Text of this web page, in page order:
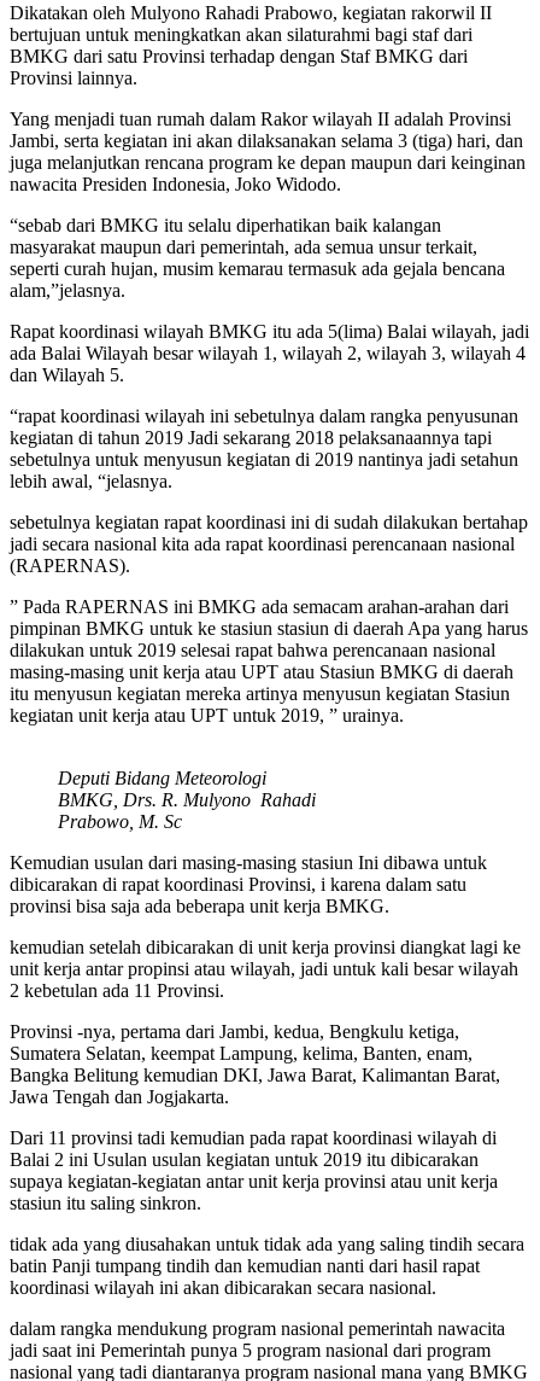
Dikatakan oleh Mulyono Rahadi Prabowo, kegiatan rakorwil II
bertujuan untuk meningkatkan akan silaturahmi bagi staf dari
BMKG dari satu Provinsi terhadap dengan Staf BMKG dari
Provinsi lainnya.
Yang menjadi tuan rumah dalam Rakor wilayah II adalah Provinsi
Jambi, serta kegiatan ini akan dilaksanakan selama 3 (tiga) hari, dan
juga melanjutkan rencana program ke depan maupun dari keinginan
nawacita Presiden Indonesia, Joko Widodo.
“sebab dari BMKG itu selalu diperhatikan baik kalangan
masyarakat maupun dari pemerintah, ada semua unsur terkait,
seperti curah hujan, musim kemarau termasuk ada gejala bencana
alam,”jelasnya.
Rapat koordinasi wilayah BMKG itu ada 5(lima) Balai wilayah, jadi
ada Balai Wilayah besar wilayah 1, wilayah 2, wilayah 3, wilayah 4
dan Wilayah 5.
“rapat koordinasi wilayah ini sebetulnya dalam rangka penyusunan
kegiatan di tahun 2019 Jadi sekarang 2018 pelaksanaannya tapi
sebetulnya untuk menyusun kegiatan di 2019 nantinya jadi setahun
lebih awal, “jelasnya.
sebetulnya kegiatan rapat koordinasi ini di sudah dilakukan bertahap
jadi secara nasional kita ada rapat koordinasi perencanaan nasional
(RAPERNAS).
” Pada RAPERNAS ini BMKG ada semacam arahan-arahan dari
pimpinan BMKG untuk ke stasiun stasiun di daerah Apa yang harus
dilakukan untuk 2019 selesai rapat bahwa perencanaan nasional
masing-masing unit kerja atau UPT atau Stasiun BMKG di daerah
itu menyusun kegiatan mereka artinya menyusun kegiatan Stasiun
kegiatan unit kerja atau UPT untuk 2019, ” urainya.
Deputi Bidang Meteorologi
BMKG, Drs. R. Mulyono Rahadi
Prabowo, M. Sc
Kemudian usulan dari masing-masing stasiun Ini dibawa untuk
dibicarakan di rapat koordinasi Provinsi, i karena dalam satu
provinsi bisa saja ada beberapa unit kerja BMKG.
kemudian setelah dibicarakan di unit kerja provinsi diangkat lagi ke
unit kerja antar propinsi atau wilayah, jadi untuk kali besar wilayah
2 kebetulan ada 11 Provinsi.
Provinsi -nya, pertama dari Jambi, kedua, Bengkulu ketiga,
Sumatera Selatan, keempat Lampung, kelima, Banten, enam,
Bangka Belitung kemudian DKI, Jawa Barat, Kalimantan Barat,
Jawa Tengah dan Jogjakarta.
Dari 11 provinsi tadi kemudian pada rapat koordinasi wilayah di
Balai 2 ini Usulan usulan kegiatan untuk 2019 itu dibicarakan
supaya kegiatan-kegiatan antar unit kerja provinsi atau unit kerja
stasiun itu saling sinkron.
tidak ada yang diusahakan untuk tidak ada yang saling tindih secara
batin Panji tumpang tindih dan kemudian nanti dari hasil rapat
koordinasi wilayah ini akan dibicarakan secara nasional.
dalam rangka mendukung program nasional pemerintah nawacita
jadi saat ini Pemerintah punya 5 program nasional dari program
nasional yang tadi diantaranya program nasional mana yang BMKG